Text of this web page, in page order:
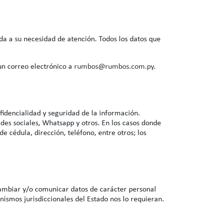
a su necesidad de atención. Todos los datos que
correo electrónico a rumbos@rumbos.com.py.
y seguridad de la información.
sociales, Whatsapp y otros. En los casos donde
cédula, dirección, teléfono, entre otros; los
y/o comunicar datos de carácter personal
jurisdiccionales del Estado nos lo requieran.